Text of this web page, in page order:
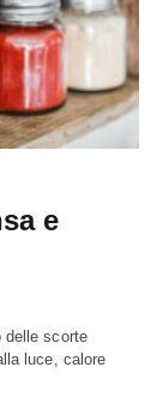
e
delle scorte
luce, calore